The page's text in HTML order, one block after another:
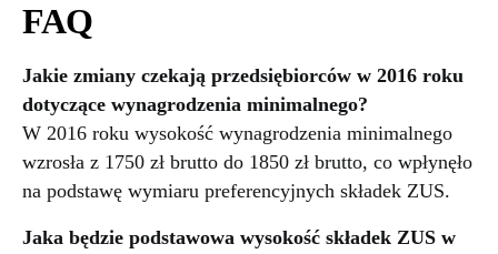
FAQ
Jakie zmiany czekają przedsiębiorców w 2016 roku
dotyczące wynagrodzenia minimalnego?
W 2016 roku wysokość wynagrodzenia minimalnego
wzrosła z 1750 zł brutto do 1850 zł brutto, co wpłynęło
na podstawę wymiaru preferencyjnych składek ZUS.
Jaka będzie podstawowa wysokość składek ZUS w